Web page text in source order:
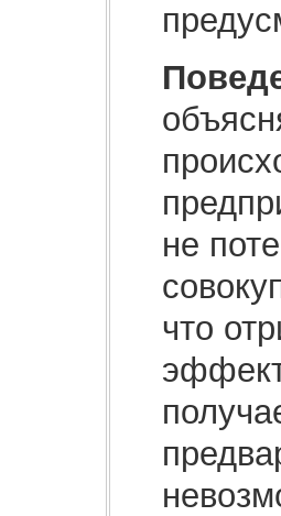
не
что